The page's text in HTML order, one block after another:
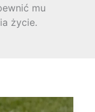
mu
życie.